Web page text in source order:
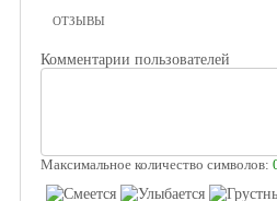
ОТЗЫВЫ
Комментарии пользователей
Максимальное количество символов: